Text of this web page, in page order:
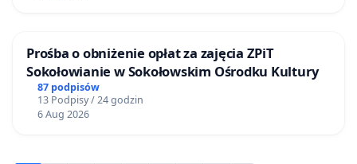
Prośba o obniżenie opłat za zajęcia ZPiT
Sokołowianie w Sokołowskim Ośrodku Kultury
87 podpisów
13 Podpisy / 24 godzin
6 Aug 2026